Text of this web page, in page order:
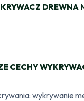
DREWNA
CECHY
wykrywanie